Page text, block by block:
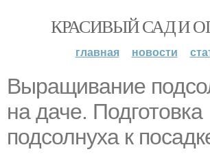
КРАСИВЫЙ САД И
главная новости
Выращивание
на даче. Подготовка
подсолнуха к